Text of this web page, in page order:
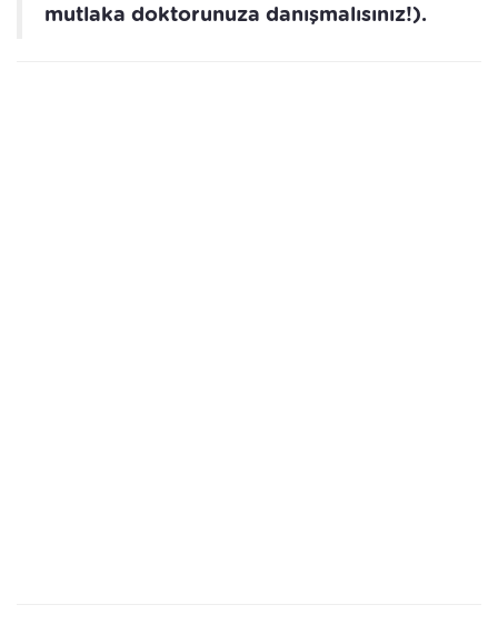
mutlaka doktorunuza danışmalısınız!).